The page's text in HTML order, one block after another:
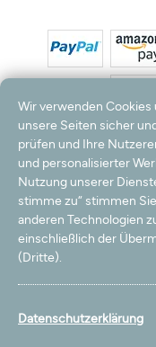
*Alle Preise inkl. MwSt. und
nur
Hinweis:Wir nutzen Ihre E-Mail
werden können. Ihre
© 2003 - 2026
Wir verwenden
unsere Seiten sicher
prüfen und Ihre
und personalisierter
Nutzung unserer
stimme zu“ stimmen
anderen Technologien
einschließlich der
(Dritte).
Datenschutzerklärung